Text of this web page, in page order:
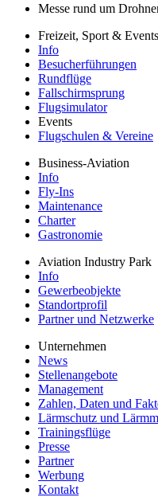
Messe rund um
Freizeit, Sport & Events
Info
Besucherführungen
Rundflüge
Fallschirmsprung
Flugsimulator
Events
Flugschulen & Vereine
Business-Aviation
Info
Fly-Ins
Maintenance
Charter
Gastronomie
Aviation Industry Park
Info
Gewerbeobjekte
Standortprofil
Partner und Netzwerke
Unternehmen
News
Stellenangebote
Management
Zahlen, Daten und
Lärmschutz und
Trainingsflüge
Presse
Partner
Werbung
Kontakt